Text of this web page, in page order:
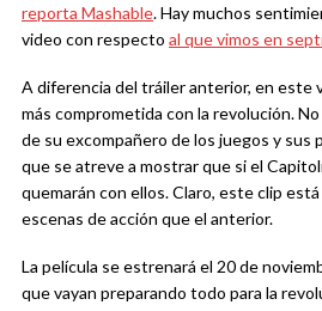
reporta Mashable. Hay muchos
video con respecto al que vimos en
A diferencia del tráiler anterior, en este
más comprometida con la revolución.
de su excompañero de los juegos y sus
que se atreve a mostrar que si el
quemarán con ellos. Claro, este clip
escenas de acción que el anterior.
La película se estrenará el 20 de
que vayan preparando todo para la